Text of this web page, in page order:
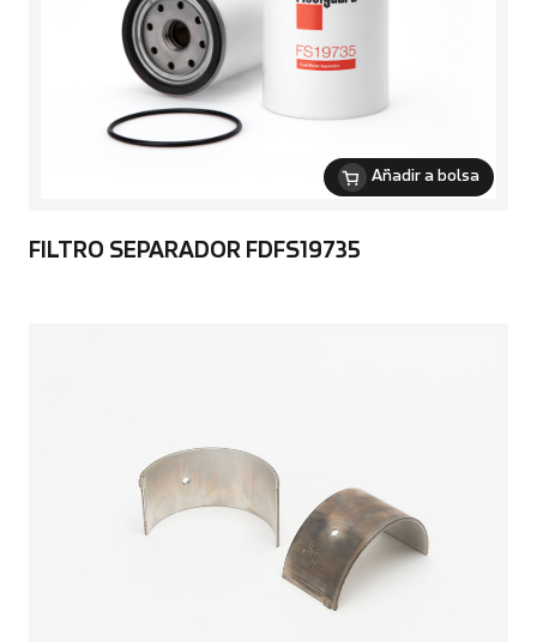
Añadir a bolsa
FILTRO SEPARADOR FDFS19735